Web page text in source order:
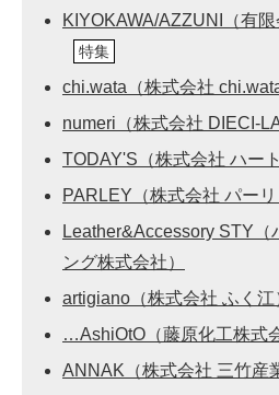
KIYOKAWA/AZZUNI（有限
特集
chi.wata（株式会社 chi.wata
numeri（株式会社 DIECI-
TODAY'S（株式会社 ハー
PARLEY（株式会社 パーリ
Leather&Accessory STY（
ング株式会社）
artigiano（株式会社 ふく江
…AshiOtO（藤原化工株式
ANNAK（株式会社 三竹産